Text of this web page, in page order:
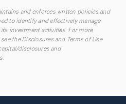
and enforces written policies and
to identify and effectively manage
investment activities. For more
the Disclosures and Terms of Use
disclosuresand
.